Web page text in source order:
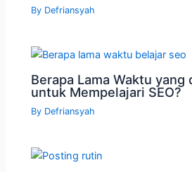
By Defriansyah
Berapa Lama Waktu yang
untuk Mempelajari SEO?
By Defriansyah